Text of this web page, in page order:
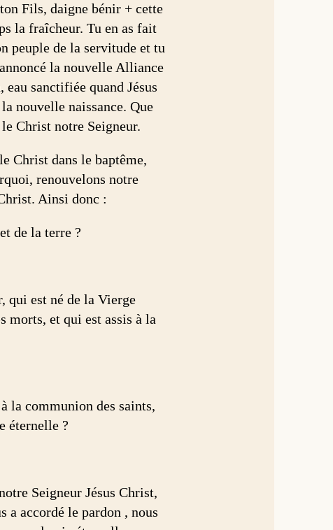
Fils, daigne bénir + cette
la fraîcheur. Tu en as fait
peuple de la servitude et tu
la nouvelle Alliance
sanctifiée quand Jésus
nouvelle naissance. Que
Christ notre Seigneur.
Christ dans le baptême,
renouvelons notre
Ainsi donc :
de la terre ?
qui est né de la Vierge
morts, et qui est assis à la
la communion des saints,
éternelle ?
Seigneur Jésus Christ,
a accordé le pardon , nous